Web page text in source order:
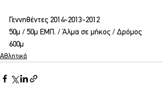
Γεννηθέντες 2014-2013-2012
50μ / 50μ ΕΜΠ. / Άλμα σε μήκος / Δρόμος
600μ
Αθλητικά